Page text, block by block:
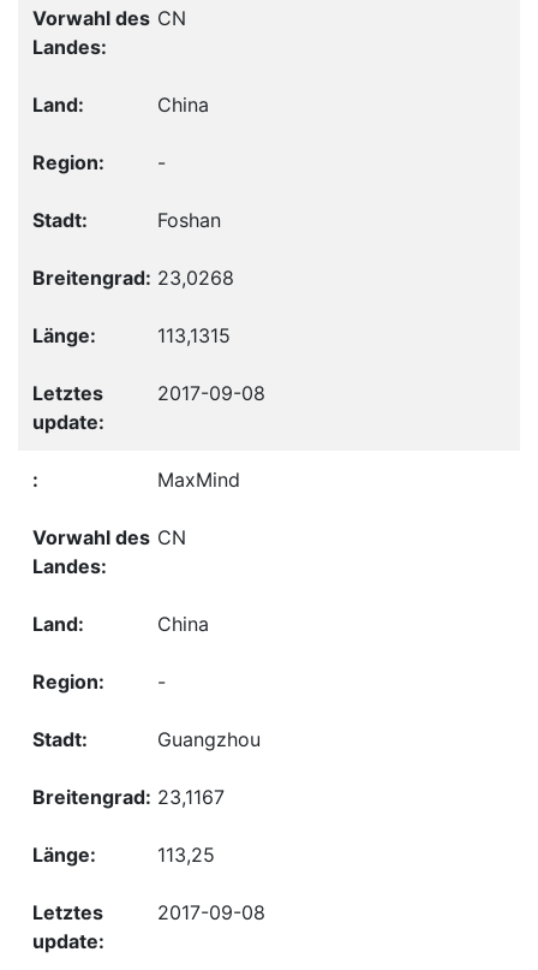
CN
China
-
Foshan
23,0268
113,1315
2017-09-08
MaxMind
CN
China
-
Guangzhou
23,1167
113,25
2017-09-08